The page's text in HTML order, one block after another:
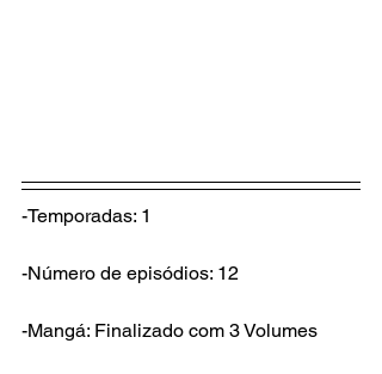
-Temporadas: 1
-Número de episódios: 12
-Mangá: Finalizado com 3 Volumes